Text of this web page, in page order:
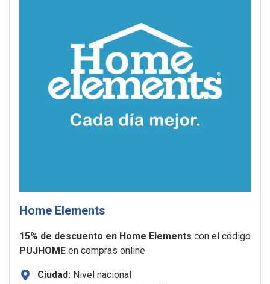
Home Elements
15% de descuento en Home Elements con el código
PUJHOME en compras online
Ciudad: Nivel nacional